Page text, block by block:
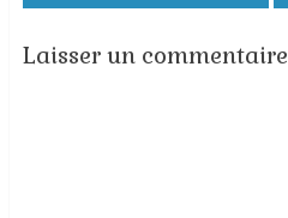
Laisser un commentaire